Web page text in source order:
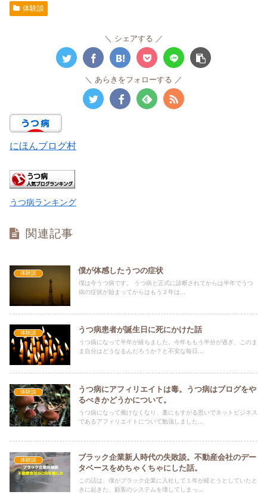
体験談
シェアする
あらきをフォローする
にほんブログ村
うつ病ランキング
関連記事
体験談 僕が体感したうつの症状
僕は今うつ病です。 うつ病と正式に診断されてからは半年でうつ
病の症状が始まってからはもう２年は...
体験談 うつ病患者が誕生日に死にかけた話
うつ病になって半年が経ちました。今年ももう半分が過ぎ、このま
ま自分はどうなるんだろうか？と不安な毎日...
体験談
うつ病にアフィリエイトは毒。うつ病はブログをや
るべきかどうかについて。
うつ病になって働けなくなり、藁にもすがる思いでネットビジネス
であるアフィリエイトについて勉強しました...
体験談
ブラック企業新人時代の失敗談。不動産会社のデー
タベースをめちゃくちゃにした話。
この話は、僕がブラック企業に入社して１年が経とうとしていたと
きに起きた、顧客のシステムを壊してしまっ...